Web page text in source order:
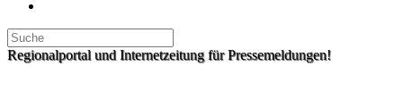
Regionalportal und Internetzeitung für Pressemeldungen!